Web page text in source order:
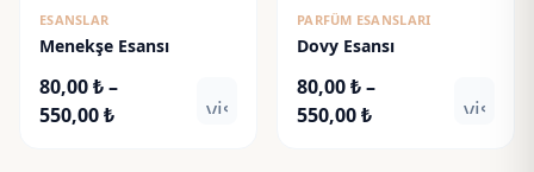
ESANSLAR
Menekşe Esansı
80,00₺–
550,00₺Fiyat
visibility
PARFÜM ESANSLARI
Dovy Esansı
80,00₺–
550,00₺Fiyat